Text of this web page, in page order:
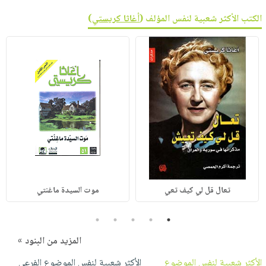
الكتب الأكثر شعبية لنفس المؤلف (أغاثا كريستي)
تعال قل لي كيف تعي موت السيدة ماغنتي
1
2
3
4
5
المزيد من البنود »